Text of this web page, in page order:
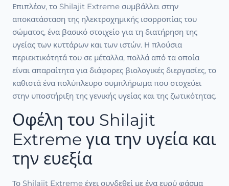
Επιπλέον, το Shilajit Extreme συμβάλλει στην
αποκατάσταση της ηλεκτροχημικής ισορροπίας του
σώματος, ένα βασικό στοιχείο για τη διατήρηση της
υγείας των κυττάρων και των ιστών. Η πλούσια
περιεκτικότητά του σε μέταλλα, πολλά από τα οποία
είναι απαραίτητα για διάφορες βιολογικές διεργασίες, το
καθιστά ένα πολύπλευρο συμπλήρωμα που στοχεύει
στην υποστήριξη της γενικής υγείας και της ζωτικότητας.
Οφέλη του Shilajit
Extreme για την υγεία και
την ευεξία
Το Shilajit Extreme έχει συνδεθεί με ένα ευρύ φάσμα